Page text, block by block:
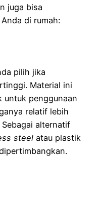
juga bisa
di rumah:
pilih jika
Material ini
untuk penggunaan
relatif lebih
alternatif
steel atau plastik